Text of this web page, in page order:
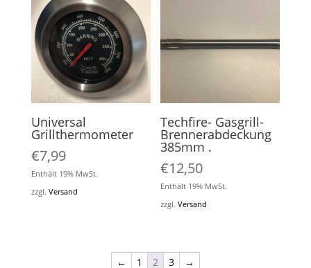
Universal
Grillthermometer
€7,99
Enthält 19% MwSt.
zzgl. Versand
Techfire- Gasgrill-
Brennerabdeckung
385mm .
€12,50
Enthält 19% MwSt.
zzgl.Versand
← 1 2 3 →